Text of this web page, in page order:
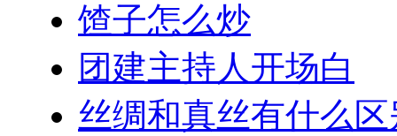
馇子怎么炒
团建主持人开场白
丝绸和真丝有什么区